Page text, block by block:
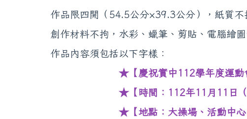
品限四開（54.5公分×39.3公分），紙質不拘
作材料不拘，水彩、蠟筆、剪貼、電腦繪圖
品內容須包括以下字樣：
★【慶祝實中112學年度運動
【時間：112年11月11日（六
【地點：大操場、活動中心